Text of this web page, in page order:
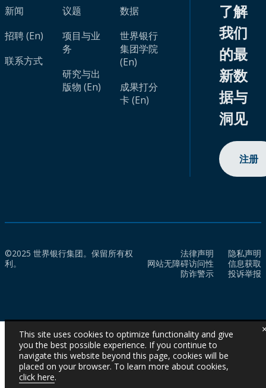
新闻
招聘 (En)
联系方式
议题
项目与业
务
研究与出
版物 (En)
数据
世界银行
集团学院
(En)
成果打分
卡 (En)
了解
我们
的最
新数
据与
洞见
注册
©2025 世界银行集团。保留所有权
利。
法律声明
隐私声明
网站无障碍访问性
信息获取
防诈警示
投诉举报
This site uses cookies to optimize functionality and give
you the best possible experience. If you continue to
navigate this website beyond this page, cookies will be
placed on your browser. To learn more about cookies,
click here.